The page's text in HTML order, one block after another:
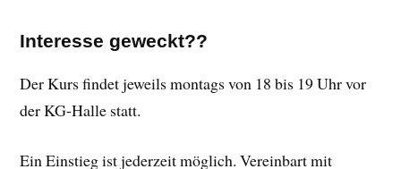
Interesse geweckt??
Der Kurs findet jeweils montags von 18 bis 19 Uhr vor
der KG-Halle statt.
Ein Einstieg ist jederzeit möglich. Vereinbart mit